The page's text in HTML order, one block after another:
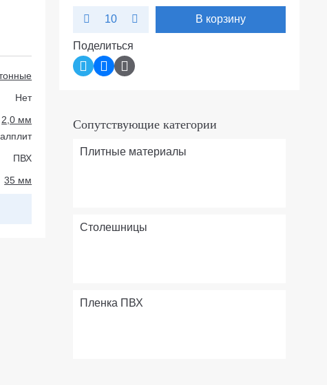
10 В корзину
Поделиться
Сопутствующие категории
Плитные материалы
Столешницы
Пленка ПВХ
Нет
2,0 мм
ПВХ
35 мм